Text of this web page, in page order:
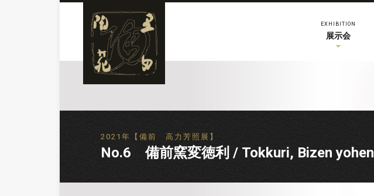
EXHIBITION
展示会
2021年【備前 高力芳照展】
No.6 備前窯変徳利 / Tokkuri, Bizen yohen